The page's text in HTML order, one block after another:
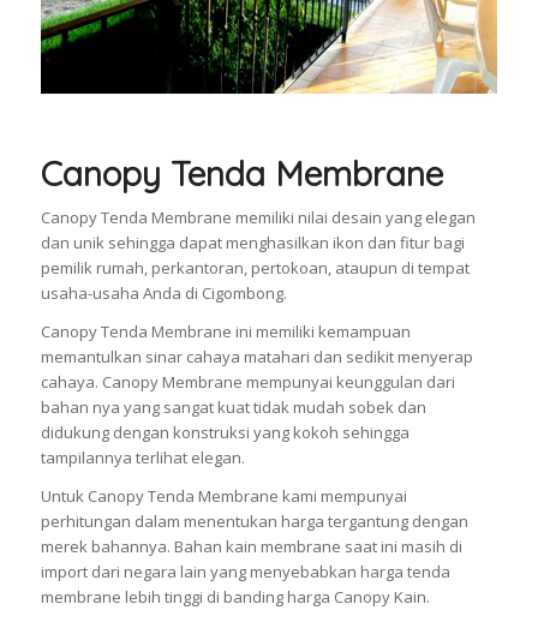
Canopy Tenda Membrane
Canopy Tenda Membrane memiliki nilai desain yang elegan
dan unik sehingga dapat menghasilkan ikon dan fitur bagi
pemilik rumah, perkantoran, pertokoan, ataupun di tempat
usaha-usaha Anda di Cigombong.
Canopy Tenda Membrane ini memiliki kemampuan
memantulkan sinar cahaya matahari dan sedikit menyerap
cahaya. Canopy Membrane mempunyai keunggulan dari
bahan nya yang sangat kuat tidak mudah sobek dan
didukung dengan konstruksi yang kokoh sehingga
tampilannya terlihat elegan.
Untuk Canopy Tenda Membrane kami mempunyai
perhitungan dalam menentukan harga tergantung dengan
merek bahannya. Bahan kain membrane saat ini masih di
import dari negara lain yang menyebabkan harga tenda
membrane lebih tinggi di banding harga Canopy Kain.